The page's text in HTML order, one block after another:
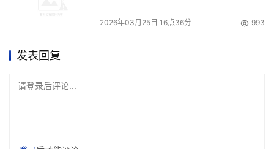
2026年03月25日 16点36分 993
发表回复
请登录后评论...